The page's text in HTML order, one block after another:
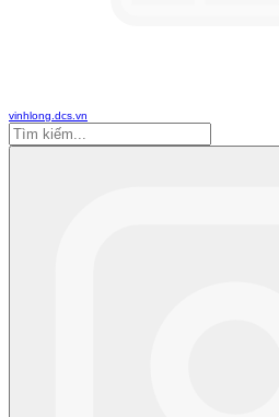
vinhlong.dcs.vn